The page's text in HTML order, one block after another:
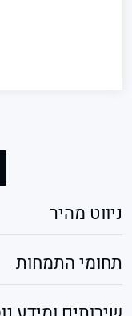
ניווט מהיר
תחומי התמחות